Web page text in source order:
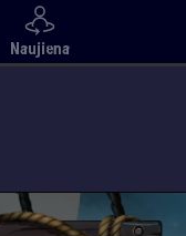
Naujiena